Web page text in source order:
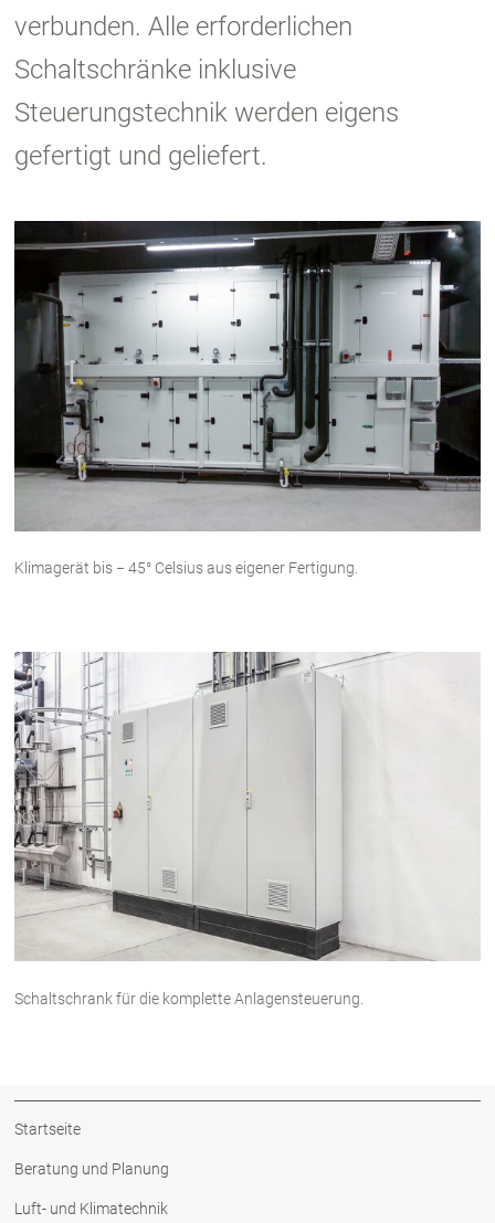
verbunden. Alle erforderlichen
Schaltschränke inklusive
Steuerungstechnik werden eigens
gefertigt und geliefert.
Klimagerät bis − 45° Celsius aus eigener Fertigung.
Schaltschrank für die komplette Anlagensteuerung.
Startseite
Beratung und Planung
Luft- und Klimatechnik